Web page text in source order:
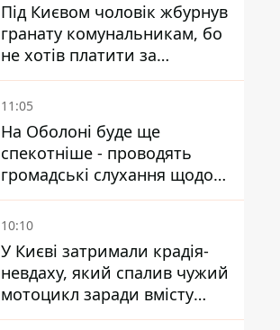
Під Києвом чоловік жбурнув
гранату комунальникам, бо
не хотів платити за
квитанціями
11:05
На Оболоні буде ще
спекотніше - проводять
громадські слухання щодо
храму УГКЦ на Північній
10:10
У Києві затримали крадія-
невдаху, який спалив чужий
мотоцикл заради вмісту
багажника